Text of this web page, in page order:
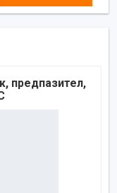
предпазител,